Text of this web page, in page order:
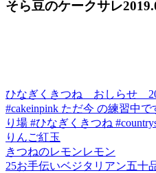
そら豆のケークサレ
ひなぎくきつね おしらせ
#cakeinpink ただ今 の練習中
り場 #ひなぎくきつね
りんご紅玉
きつねのレモンレモン
25お手伝いベジタリアン五